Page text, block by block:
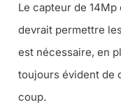
Le capteur de
devrait permettre
est nécessaire, en
toujours évident de
coup.